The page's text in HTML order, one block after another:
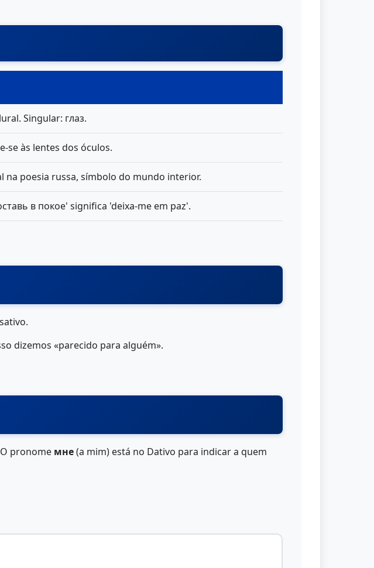
Singular: глаз.
se às lentes dos óculos.
na poesia russa, símbolo do mundo interior.
в покое' significa 'deixa-me em paz'.
dizemos «parecido para alguém».
pronome мне(a mim) está no Dativo para indicar a quem